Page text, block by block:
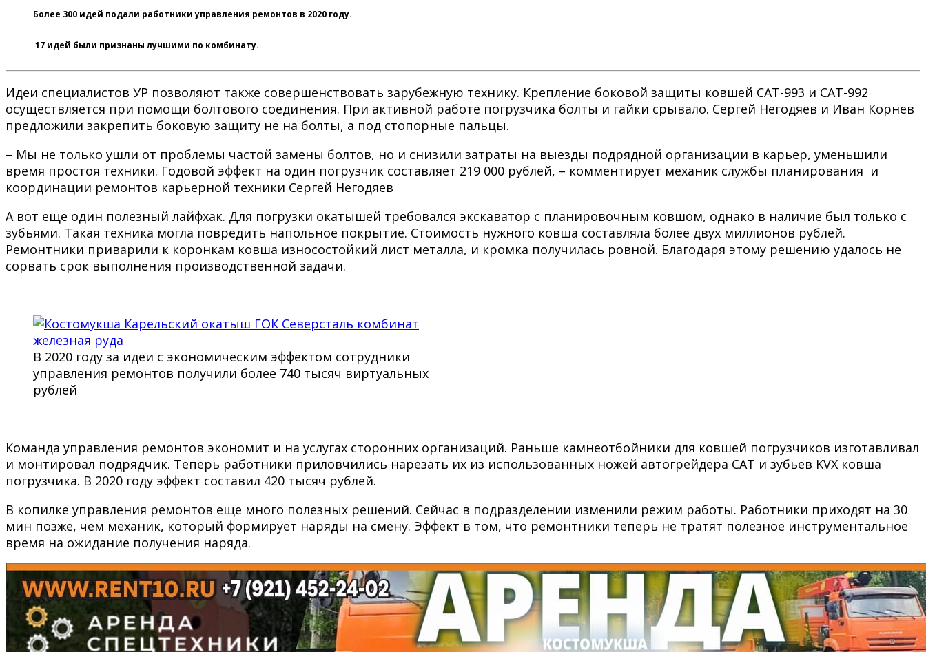
Более 300 идей подали работники управления ремонтов в 2020 году.
17 идей были признаны лучшими по комбинату.
Идеи специалистов УР позволяют также совершенствовать зарубежную технику. Крепление боковой защиты ковшей CAT-993 и CAT-992
осуществляется при помощи болтового соединения. При активной работе погрузчика болты и гайки срывало. Сергей Негодяев и Иван Корнев
предложили закрепить боковую защиту не на болты, а под стопорные пальцы.
– Мы не только ушли от проблемы частой замены болтов, но и снизили затраты на выезды подрядной организации в карьер, уменьшили
время простоя техники. Годовой эффект на один погрузчик составляет 219 000 рублей, – комментирует механик службы планирования и
координации ремонтов карьерной техники Сергей Негодяев
А вот еще один полезный лайфхак. Для погрузки окатышей требовался экскаватор с планировочным ковшом, однако в наличие был только с
зубьями. Такая техника могла повредить напольное покрытие. Стоимость нужного ковша составляла более двух миллионов рублей.
Ремонтники приварили к коронкам ковша износостойкий лист металла, и кромка получилась ровной. Благодаря этому решению удалось не
сорвать срок выполнения производственной задачи.
В 2020 году за идеи с экономическим эффектом сотрудники
управления ремонтов получили более 740 тысяч виртуальных
рублей
Команда управления ремонтов экономит и на услугах сторонних организаций. Раньше камнеотбойники для ковшей погрузчиков изготавливал
и монтировал подрядчик. Теперь работники приловчились нарезать их из использованных ножей автогрейдера САТ и зубьев KVX ковша
погрузчика. В 2020 году эффект составил 420 тысяч рублей.
В копилке управления ремонтов еще много полезных решений. Сейчас в подразделении изменили режим работы. Работники приходят на 30
мин позже, чем механик, который формирует наряды на смену. Эффект в том, что ремонтники теперь не тратят полезное инструментальное
время на ожидание получения наряда.